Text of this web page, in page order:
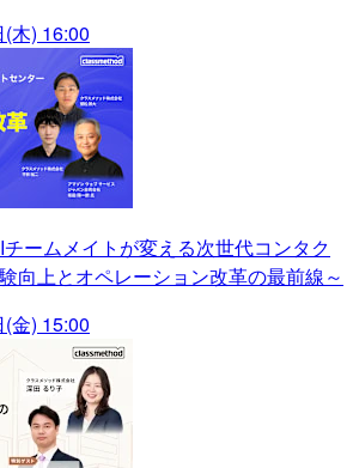
木) 16:00
チームメイトが変える次世代コンタク
向上とオペレーション改革の最前線～
金) 15:00